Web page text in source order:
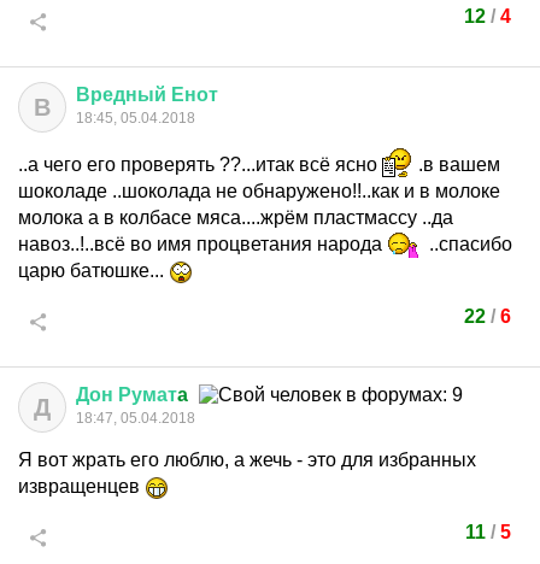
12 / 4
В Вредный Енот
18:45, 05.04.2018
..а чего его проверять ??...итак всё ясно
.в вашем
шоколаде ..шоколада не обнаружено!!..как и в молоке
молока а в колбасе мяса....жрём пластмассу ..да
навоз..!..всё во имя процветания народа
..спасибо
царю батюшке...
22 / 6
Д Дон Руматa
18:47, 05.04.2018
Я вот жрать его люблю, а жечь - это для избранных
извращенцев
11/ 5